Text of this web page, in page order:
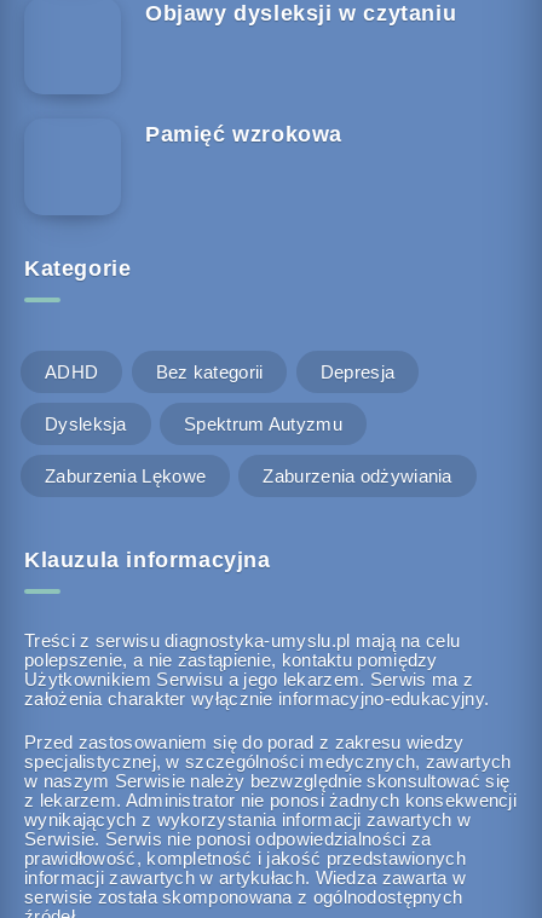
Objawy dysleksji w czytaniu
Pamięć wzrokowa
Kategorie
ADHD Bez kategorii Depresja
Dysleksja Spektrum Autyzmu
Zaburzenia Lękowe Zaburzenia odżywiania
Klauzula informacyjna
Treści z serwisu diagnostyka-umyslu.pl mają na celu
polepszenie, a nie zastąpienie, kontaktu pomiędzy
Użytkownikiem Serwisu a jego lekarzem. Serwis ma z
założenia charakter wyłącznie informacyjno-edukacyjny.
Przed zastosowaniem się do porad z zakresu wiedzy
specjalistycznej, w szczególności medycznych, zawartych
w naszym Serwisie należy bezwzględnie skonsultować się
z lekarzem. Administrator nie ponosi żadnych konsekwencji
wynikających z wykorzystania informacji zawartych w
Serwisie. Serwis nie ponosi odpowiedzialności za
prawidłowość, kompletność i jakość przedstawionych
informacji zawartych w artykułach. Wiedza zawarta w
serwisie została skomponowana z ogólnodostępnych